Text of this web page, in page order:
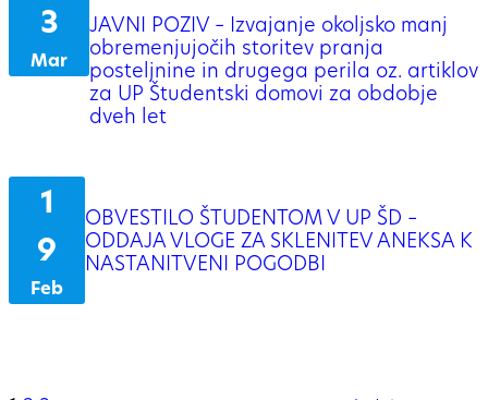
3
Mar
JAVNI POZIV – Izvajanje okoljsko manj
obremenjujočih storitev pranja
posteljnine in drugega perila oz. artiklov
za UP Študentski domovi za obdobje
dveh let
1
9
Feb
OBVESTILO ŠTUDENTOM V UP ŠD –
ODDAJA VLOGE ZA SKLENITEV ANEKSA K
NASTANITVENI POGODBI